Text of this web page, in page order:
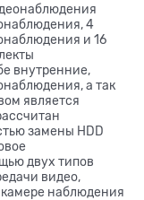
4
и 16
внутренние,
а так
является
замены HDD
двух типов
видео,
наблюдения